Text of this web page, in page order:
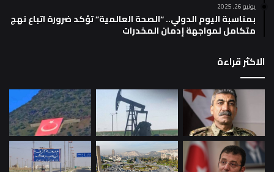
يونيو 26, 2025
بمناسبة اليوم الدولي.. “الصحة العالمية” تؤكد ضرورة اتباع نهج
متكامل لمواجهة إدمان المخدرات
الاكثر قراءة